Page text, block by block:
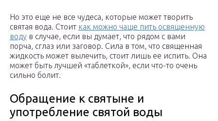
Но это еще не все чудеса, которые может творить
святая вода. Стоит как можно чаще пить освященную
воду в случае, если вы думает, что рядом с вами
порча, сглаз или заговор. Сила в том, что священная
жидкость может вылечить, стоит лишь ее испить. Она
может быть лучшей «таблеткой», если что-то очень
сильно болит.
Обращение к святыне и
употребление святой воды